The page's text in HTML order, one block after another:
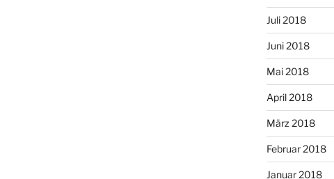
Juli 2018
Juni 2018
Mai 2018
April 2018
März 2018
Februar 2018
Januar 2018